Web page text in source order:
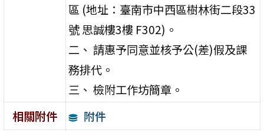
區 (地址：臺南市中西區樹林街二段33
號 思誠樓3樓 F302)。
二、 請惠予同意並核予公(差)假及課
務排代。
三、 檢附工作坊簡章。
相關附件
附件